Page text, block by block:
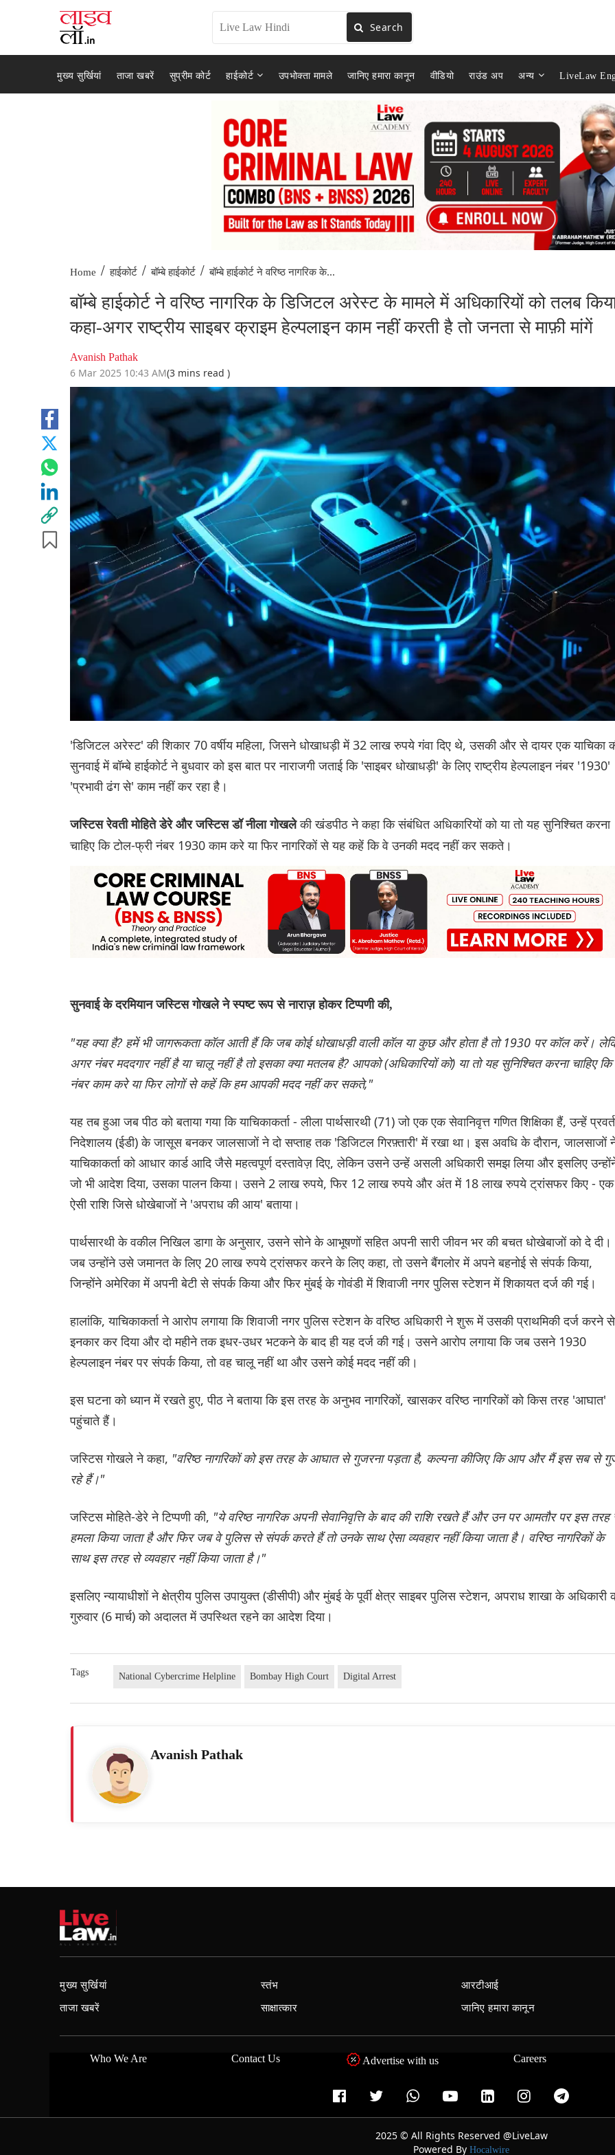
Search
मुख्य सुर्खियां ताजा खबरें सुप्रीम कोर्ट हाईकोर्ट उपभोक्ता मामले जानिए हमारा कानून वीडियो राउंड अप अन्य LiveLaw
Home / हाईकोर्ट / बॉम्बे हाईकोर्ट / बॉम्बे हाईकोर्ट ने वरिष्ठ नागरिक के...
बॉम्बे हाईकोर्ट ने वरिष्ठ नागरिक के डिजिटल अरेस्ट के मामले में अधिकारियों को तलब
कहा-अगर राष्ट्रीय साइबर क्राइम हेल्पलाइन काम नहीं करती है तो जनता से माफ़ी मांगें
Avanish Pathak
6 Mar 2025 10:43 AM(3 mins read )
'डिजिटल अरेस्ट' की शिकार 70 वर्षीय महिला, जिसने धोखाधड़ी में 32 लाख रुपये गंवा दिए थे, उसकी और से दायर एक याचिका
सुनवाई में बॉम्बे हाईकोर्ट ने बुधवार को इस बात पर नाराजगी जताई कि 'साइबर धोखाधड़ी' के लिए राष्ट्रीय हेल्पलाइन नंबर '1930'
'प्रभावी ढंग से' काम नहीं कर रहा है।
जस्टिस रेवती मोहिते डेरे और जस्टिस डॉ नीला गोखलेकी खंडपीठ ने कहा कि संबंधित अधिकारियों को या तो यह सुनिश्चित करना
चाहिए कि टोल-फ्री नंबर 1930 काम करे या फिर नागरिकों से यह कहें कि वे उनकी मदद नहीं कर सकते।
सुनवाई के दरमियान जस्टिस गोखले ने स्पष्ट रूप से नाराज़ होकर टिप्पणी की,
"यह क्या है? हमें भी जागरूकता कॉल आती हैं कि जब कोई धोखाधड़ी वाली कॉल या कुछ और होता है तो 1930 पर कॉल करें।
अगर नंबर मददगार नहीं है या चालू नहीं है तो इसका क्या मतलब है? आपको (अधिकारियों को) या तो यह सुनिश्चित करना चाहिए कि
नंबर काम करे या फिर लोगों से कहें कि हम आपकी मदद नहीं कर सकते,"
यह तब हुआ जब पीठ को बताया गया कि याचिकाकर्ता - लीला पार्थसारथी (71) जो एक एक सेवानिवृत्त गणित शिक्षिका हैं, उन्हें
निदेशालय (ईडी) के जासूस बनकर जालसाजों ने दो सप्ताह तक 'डिजिटल गिरफ़्तारी' में रखा था। इस अवधि के दौरान, जालसाजों
याचिकाकर्ता को आधार कार्ड आदि जैसे महत्वपूर्ण दस्तावेज़ दिए, लेकिन उसने उन्हें असली अधिकारी समझ लिया और इसलिए
जो भी आदेश दिया, उसका पालन किया। उसने 2 लाख रुपये, फिर 12 लाख रुपये और अंत में 18 लाख रुपये ट्रांसफर किए - एक
ऐसी राशि जिसे धोखेबाजों ने 'अपराध की आय' बताया।
पार्थसारथी के वकील निखिल डागा के अनुसार, उसने सोने के आभूषणों सहित अपनी सारी जीवन भर की बचत धोखेबाजों को दे दी।
जब उन्होंने उसे जमानत के लिए 20 लाख रुपये ट्रांसफर करने के लिए कहा, तो उसने बैंगलोर में अपने बहनोई से संपर्क किया,
जिन्होंने अमेरिका में अपनी बेटी से संपर्क किया और फिर मुंबई के गोवंडी में शिवाजी नगर पुलिस स्टेशन में शिकायत दर्ज की गई।
हालांकि, याचिकाकर्ता ने आरोप लगाया कि शिवाजी नगर पुलिस स्टेशन के वरिष्ठ अधिकारी ने शुरू में उसकी प्राथमिकी दर्ज करने से
इनकार कर दिया और दो महीने तक इधर-उधर भटकने के बाद ही यह दर्ज की गई। उसने आरोप लगाया कि जब उसने 1930
हेल्पलाइन नंबर पर संपर्क किया, तो वह चालू नहीं था और उसने कोई मदद नहीं की।
इस घटना को ध्यान में रखते हुए, पीठ ने बताया कि इस तरह के अनुभव नागरिकों, खासकर वरिष्ठ नागरिकों को किस तरह 'आघात'
पहुंचाते हैं।
जस्टिस गोखले ने कहा, "वरिष्ठ नागरिकों को इस तरह के आघात से गुजरना पड़ता है, कल्पना कीजिए कि आप और मैं इस सब से
रहे हैं।"
जस्टिस मोहिते-डेरे ने टिप्पणी की, "ये वरिष्ठ नागरिक अपनी सेवानिवृत्ति के बाद की राशि रखते हैं और उन पर आमतौर पर इस तरह
हमला किया जाता है और फिर जब वे पुलिस से संपर्क करते हैं तो उनके साथ ऐसा व्यवहार नहीं किया जाता है। वरिष्ठ नागरिकों के
साथ इस तरह से व्यवहार नहीं किया जाता है।"
इसलिए न्यायाधीशों ने क्षेत्रीय पुलिस उपायुक्त (डीसीपी) और मुंबई के पूर्वी क्षेत्र साइबर पुलिस स्टेशन, अपराध शाखा के अधिकारी
गुरुवार (6 मार्च) को अदालत में उपस्थित रहने का आदेश दिया।
Tags National Cybercrime Helpline Bombay High Court Digital Arrest
Avanish Pathak
मुख्य सुर्खियां
ताजा खबरें
स्तंभ
साक्षात्कार
आरटीआई
जानिए हमारा कानून
Who We Are Contact Us Advertise with us Careers
2025 © All Rights Reserved @LiveLaw
Powered By Hocalwire